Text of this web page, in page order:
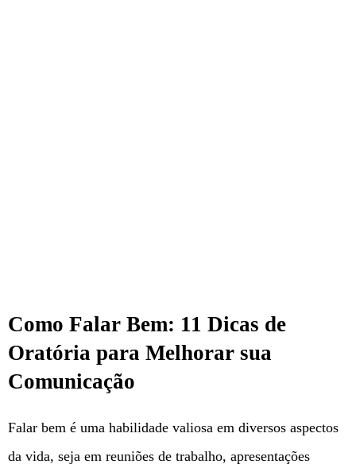
Como Falar Bem: 11 Dicas de
Oratória para Melhorar sua
Comunicação
Falar bem é uma habilidade valiosa em diversos aspectos
da vida, seja em reuniões de trabalho, apresentações